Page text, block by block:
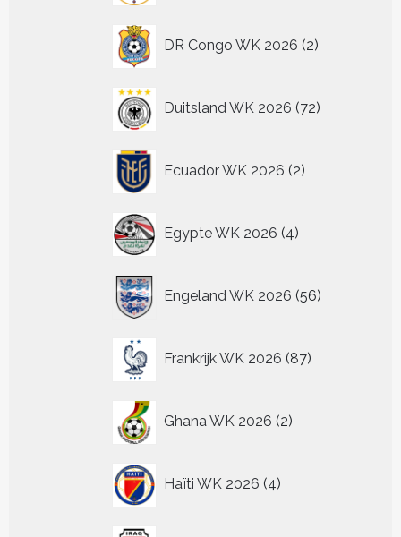
DR Congo WK 2026 2
producten
Duitsland WK 2026 72
producten
Ecuador WK 2026 2
producten
Egypte WK 2026 4
producten
Engeland WK 2026 56
producten
Frankrijk WK 2026 87
producten
Ghana WK 2026 2
producten
Haïti WK 2026 4
producten